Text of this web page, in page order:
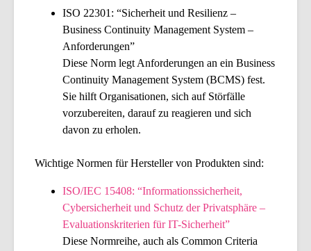
ISO 22301: “Sicherheit und Resilienz –
Business Continuity Management System –
Anforderungen”
Diese Norm legt Anforderungen an ein Business
Continuity Management System (BCMS) fest.
Sie hilft Organisationen, sich auf Störfälle
vorzubereiten, darauf zu reagieren und sich
davon zu erholen.
Wichtige Normen für Hersteller von Produkten sind:
ISO/IEC 15408: “Informationssicherheit,
Cybersicherheit und Schutz der Privatsphäre –
Evaluationskriterien für IT-Sicherheit”
Diese Normreihe, auch als Common Criteria